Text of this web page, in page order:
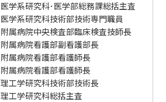
医学系研究科･医学部総務課総括主査
医学系研究科技術部技術専門職員
附属病院中央検査部臨床検査技師長
附属病院看護部副看護部長
附属病院看護部看護師長
附属病院看護部看護師長
理工学研究科技術部技術長
理工学研究科総括主査